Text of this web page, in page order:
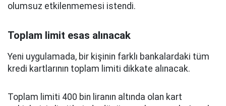
olumsuz etkilenmemesi istendi.
Toplam limit esas alınacak
Yeni uygulamada, bir kişinin farklı bankalardaki tüm
kredi kartlarının toplam limiti dikkate alınacak.
Toplam limiti 400 bin liranın altında olan kart